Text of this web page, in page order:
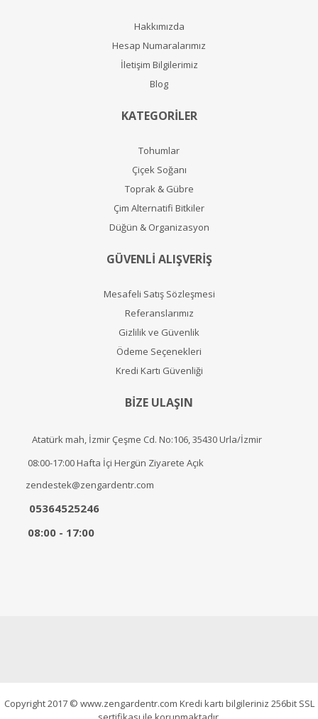
Hakkımızda
Hesap Numaralarımız
İletişim Bilgilerimiz
Blog
KATEGORİLER
Tohumlar
Çiçek Soğanı
Toprak & Gübre
Çim Alternatifi Bitkiler
Düğün & Organizasyon
GÜVENLİ ALIŞVERİŞ
Mesafeli Satış Sözleşmesi
Referanslarımız
Gizlilik ve Güvenlik
Ödeme Seçenekleri
Kredi Kartı Güvenliği
BİZE ULAŞIN
Atatürk mah, İzmir Çeşme Cd. No:106, 35430 Urla/İzmir
08:00-17:00 Hafta İçi Hergün Ziyarete Açık
zendestek@zengardentr.com
05364525246
08:00 - 17:00
Copyright 2017 © www.zengardentr.com Kredi kartı bilgileriniz 256bit SSL